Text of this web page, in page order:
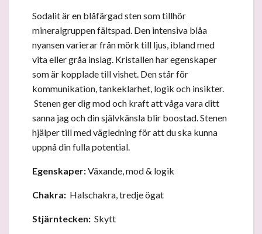
Sodalit är en blåfärgad sten som tillhör
mineralgruppen fältspad. Den intensiva blåa
nyansen varierar från mörk till ljus, ibland med
vita eller gråa inslag. Kristallen har egenskaper
som är kopplade till vishet. Den står för
kommunikation, tankeklarhet, logik och insikter.
Stenen ger dig mod och kraft att våga vara ditt
sanna jag och din självkänsla blir boostad. Stenen
hjälper till med vägledning för att du ska kunna
uppnå din fulla potential.
Egenskaper:Växande, mod & logik
Chakra: Halschakra, tredje ögat
Stjärntecken: Skytt